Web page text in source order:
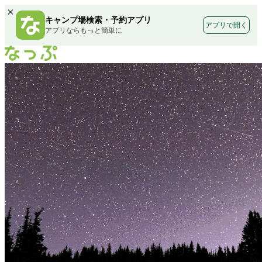
×
キャンプ場検索・予約アプリ
アプリならもっと簡単に
アプリで開く